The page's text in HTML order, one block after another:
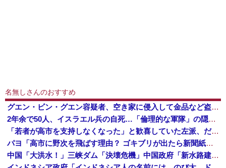
名無しさんのおすすめ
グエン・ビン・グエン容疑者、空き家に侵入して金品など盗んだ疑いで再逮捕 今年４月には別件で逮捕も不起訴になっていた
2年余で50人、イスラエル兵の自死…「倫理的な軍隊」の隠された傷！
「若者が高市を支持しなくなった」と歓喜していた左派、だが高市内閣が消費税減税を実現した結果……
パヨ「高市に野次を飛ばす理由？ ゴキブリが出たら新聞紙で叩くでしょ。それと同じで、人として当然の行動」
中国「大洪水！」三峡ダム「決壊危機」中国政府「新水路建設！（三峡新水路」現場職員「内部情報公開！（失踪」湖南省「三峡放流情報（画像」台風13号「三峡接近」→